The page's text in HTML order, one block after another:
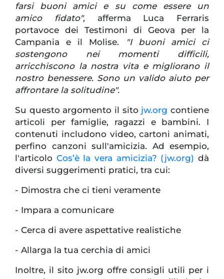
farsi buoni amici e su come essere un
amico fidato",afferma Luca Ferraris
portavoce dei Testimoni di Geova per la
Campania e il Molise.
"I buoni amici ci
sostengono nei momenti difficili,
arricchiscono la nostra vita e migliorano il
nostro benessere. Sono un valido aiuto per
affrontare la solitudine".
Su questo argomento il sito jw.org contiene
articoli per famiglie, ragazzi e bambini. I
contenuti includono video, cartoni animati,
perfino canzoni sull'amicizia. Ad esempio,
l'articolo Cos’è la vera amicizia? (jw.org) dà
diversi suggerimenti pratici, tra cui:
- Dimostra che ci tieni veramente
- Impara a comunicare
- Cerca di avere aspettative realistiche
- Allarga la tua cerchia di amici
Inoltre, il sito jw.org offre consigli utili per i